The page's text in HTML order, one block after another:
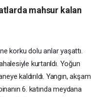
mahsur kalan
korku dolu anlar yaşattı.
kurtarıldı. Yoğun
kaldırıldı. Yangın, akşam
6. katında meydana